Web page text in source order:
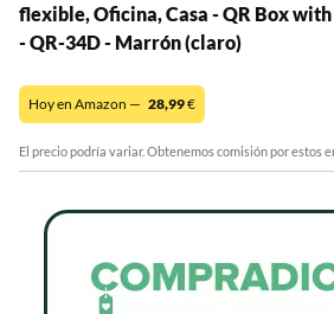
flexible, Oficina, Casa - QR Box
- QR-34D - Marrón (claro)
Hoy en Amazon — 28,99€
El precio podría variar. Obtenemos comisión por estos